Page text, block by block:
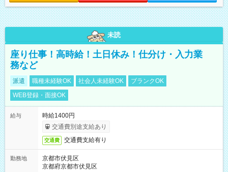
未読
座り仕事！高時給！土日休み！仕分け・入力業
務など
派遣 職種未経験OK 社会人未経験OK
ブランクOK
WEB登録・面接OK
給与
時給1400円
交通費別途支給あり
交通費 交通費支給有り
勤務地
京都市伏見区
京都府京都市伏見区